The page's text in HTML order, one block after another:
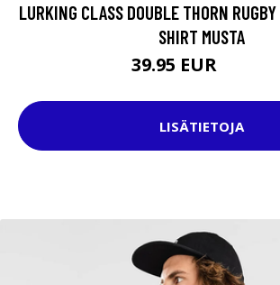
LURKING CLASS DOUBLE THORN
SHIRT MUSTA
39.95 EUR
LISÄTIETOJA